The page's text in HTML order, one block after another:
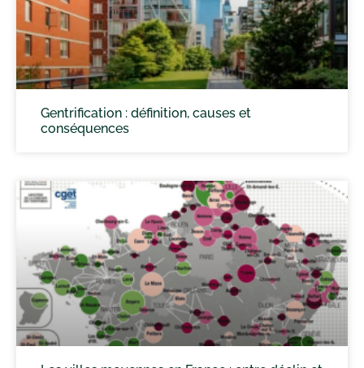
Gentrification : définition, causes et
conséquences